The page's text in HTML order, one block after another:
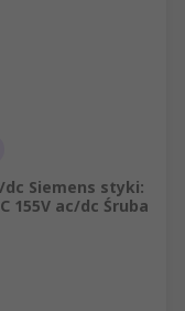
dc Siemens styki:
155V ac/dc Śruba